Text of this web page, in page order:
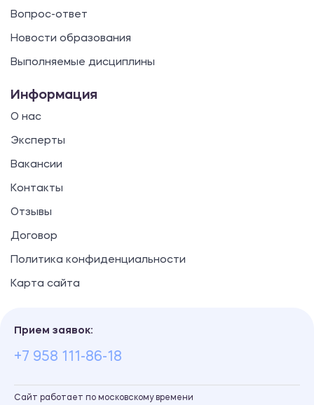
Вопрос-ответ
Новости образования
Выполняемые дисциплины
Информация
О нас
Эксперты
Вакансии
Контакты
Отзывы
Договор
Политика конфиденциальности
Карта сайта
Прием заявок:
+7 958 111-86-18
Сайт работает по московскому времени